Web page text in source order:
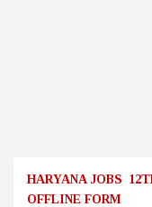
HARYANA JOBS
OFFLINE FORM